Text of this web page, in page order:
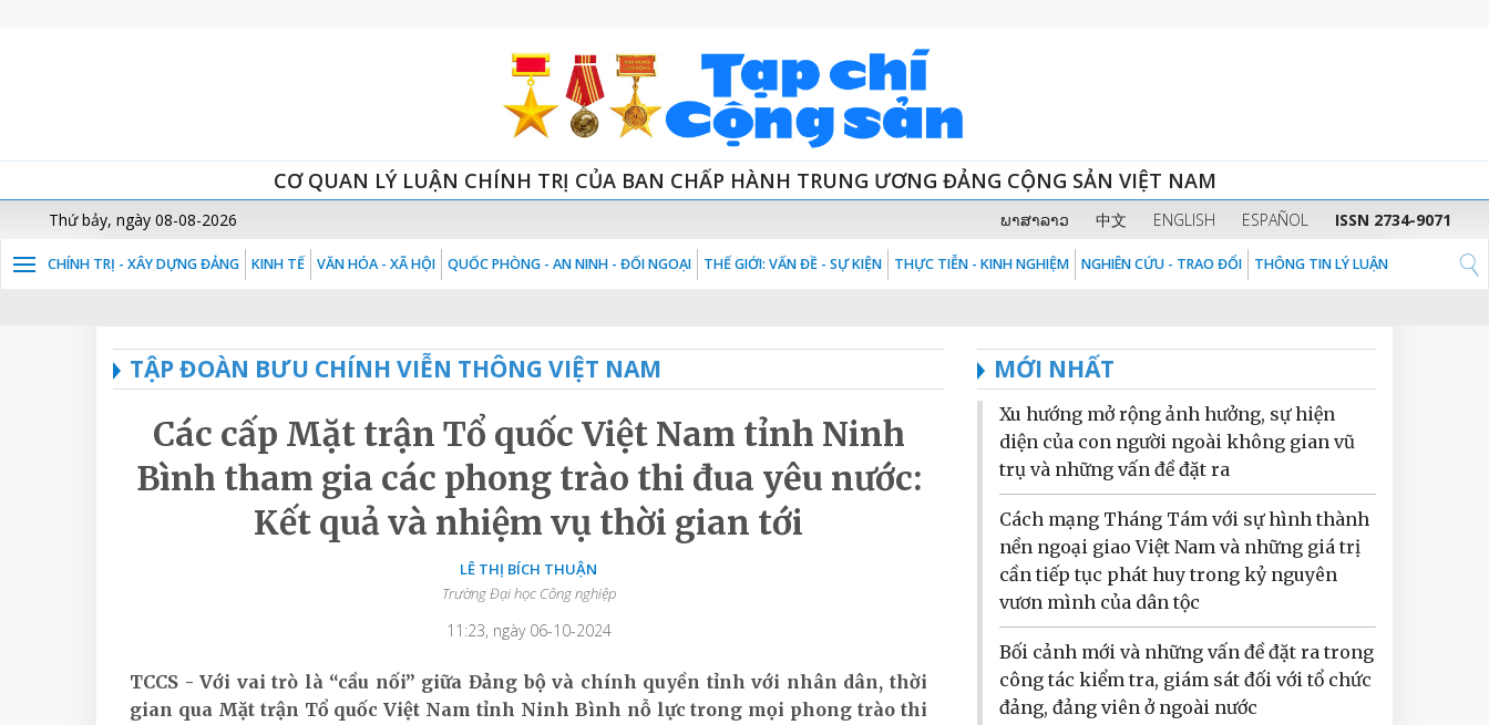
CƠ QUAN LÝ LUẬN CHÍNH TRỊ CỦA BAN CHẤP HÀNH TRUNG ƯƠNG ĐẢNG CỘNG SẢN VIỆT NAM
Thứ bảy, ngày 08-08-2026 ພາສາລາວ 中文 ENGLISH ESPAÑOL ISSN 2734-9071
CHÍNH TRỊ - XÂY DỰNG ĐẢNG KINH TẾ VĂN HÓA - XÃ HỘI QUỐC PHÒNG - AN NINH - ĐỐI NGOẠI THẾ GIỚI: VẤN ĐỀ - SỰ KIỆN THỰC TIỄN - KINH NGHIỆM NGHIÊN CỨU - TRAO ĐỔI THÔNG TIN LÝ LUẬN
TẬP ĐOÀN BƯU CHÍNH VIỄN THÔNG VIỆT NAM
Các cấp Mặt trận Tổ quốc Việt Nam tỉnh Ninh
Bình tham gia các phong trào thi đua yêu nước:
Kết quả và nhiệm vụ thời gian tới
LÊ THỊ BÍCH THUẬN
Trường Đại học Công nghiệp
11:23, ngày 06-10-2024
TCCS - Với vai trò là “cầu nối” giữa Đảng bộ và chính quyền tỉnh với nhân dân, thời
gian qua Mặt trận Tổ quốc Việt Nam tỉnh Ninh Bình nỗ lực trong mọi phong trào thi
MỚI NHẤT
Xu hướng mở rộng ảnh hưởng, sự hiện
diện của con người ngoài không gian vũ
trụ và những vấn đề đặt ra
Cách mạng Tháng Tám với sự hình thành
nền ngoại giao Việt Nam và những giá trị
cần tiếp tục phát huy trong kỷ nguyên
vươn mình của dân tộc
Bối cảnh mới và những vấn đề đặt ra trong
công tác kiểm tra, giám sát đối với tổ chức
đảng, đảng viên ở ngoài nước